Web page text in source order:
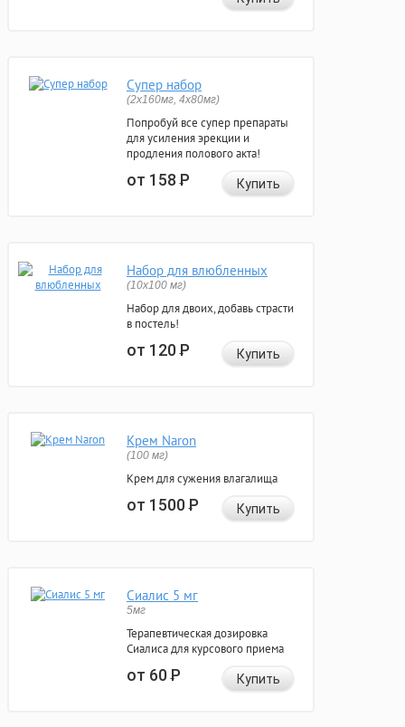
Супер набор
(2х160мг, 4х80мг)
Попробуй все супер препараты
для усиления эрекции и
продления полового акта!
от 158Р Купить
Набор для влюбленных
(10х100 мг)
Набор для двоих, добавь страсти
в постель!
от 120Р Купить
Крем Naron
(100 мг)
Крем для сужения влагалища
от 1500Р Купить
Сиалис 5 мг
5мг
Терапевтическая дозировка
Сиалиса для курсового приема
от 60Р Купить